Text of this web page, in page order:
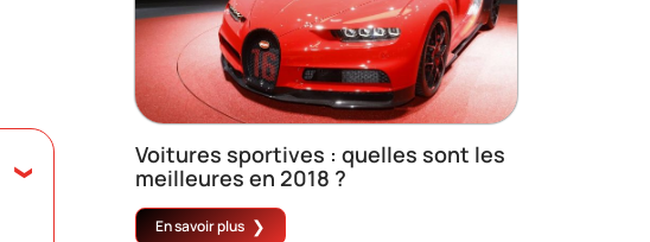
Voitures sportives : quelles sont les
meilleures en 2018 ?
En savoir plus